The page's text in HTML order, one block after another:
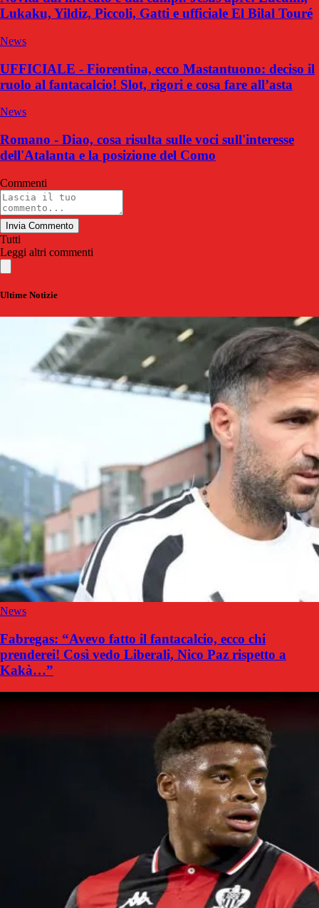
Lukaku, Yildiz, Piccoli, Gatti e ufficiale El Bilal Touré
News
UFFICIALE - Fiorentina, ecco Mastantuono: deciso il
ruolo al fantacalcio! Slot, rigori e cosa fare all’asta
News
Romano - Diao, cosa risulta sulle voci sull'interesse
dell'Atalanta e la posizione del Como
Commenti
Invia Commento
Tutti
Leggi altri commenti
Ultime Notizie
News
Fabregas: “Avevo fatto il fantacalcio, ecco chi
prenderei! Così vedo Liberali, Nico Paz rispetto a
Kakà…”